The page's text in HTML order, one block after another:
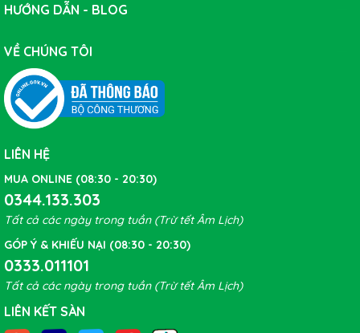
HƯỚNG DẪN - BLOG
VỀ CHÚNG TÔI
LIÊN HỆ
MUA ONLINE (08:30 - 20:30)
0344.133.303
Tất cả các ngày trong tuần (Trừ tết Âm Lịch)
GÓP Ý & KHIẾU NẠI (08:30 - 20:30)
0333.011101
Tất cả các ngày trong tuần (Trừ tết Âm Lịch)
LIÊN KẾT SÀN